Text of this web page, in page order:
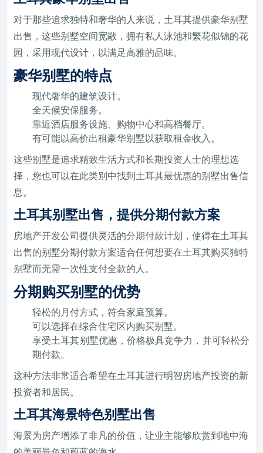
对于那些追求独特和奢华的人来说，土耳其提供豪华别墅
出售，这些别墅空间宽敞，拥有私人泳池和繁花似锦的花
园，采用现代设计，以满足高雅的品味。
豪华别墅的特点
现代奢华的建筑设计。
全天候安保服务。
靠近酒店服务设施、购物中心和高档餐厅。
有可能以高价出租豪华别墅以获取租金收入。
这些别墅是追求精致生活方式和长期投资人士的理想选
择，您也可以在此类别中找到土耳其最优惠的别墅出售信
息。
土耳其别墅出售，提供分期付款方案
房地产开发公司提供灵活的分期付款计划，使得在土耳其
出售的别墅分期付款方案适合任何想要在土耳其购买独特
别墅而无需一次性支付全款的人。
分期购买别墅的优势
轻松的月付方式，符合家庭预算。
可以选择在综合住宅区内购买别墅。
享受土耳其别墅优惠，价格极具竞争力，并可轻松分
期付款。
这种方法非常适合希望在土耳其进行明智房地产投资的新
投资者和居民。
土耳其海景特色别墅出售
海景为房产增添了非凡的价值，让业主能够欣赏到地中海